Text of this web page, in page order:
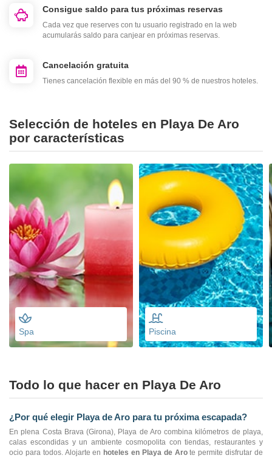
Consigue saldo para tus próximas reservas
Cada vez que reserves con tu usuario registrado en la web
acumularás saldo para canjear en próximas reservas.
Cancelación gratuita
Tienes cancelación flexible en más del 90 % de nuestros hoteles.
Selección de hoteles en Playa De Aro
por características
Spa Piscina
Todo lo que hacer en Playa De Aro
¿Por qué elegir Playa de Aro para tu próxima escapada?
En plena Costa Brava (Girona), Playa de Aro combina kilómetros de playa,
calas escondidas y un ambiente cosmopolita con tiendas, restaurantes y
ocio para todos. Alojarte en hoteles en Playa de Arote permite disfrutar de